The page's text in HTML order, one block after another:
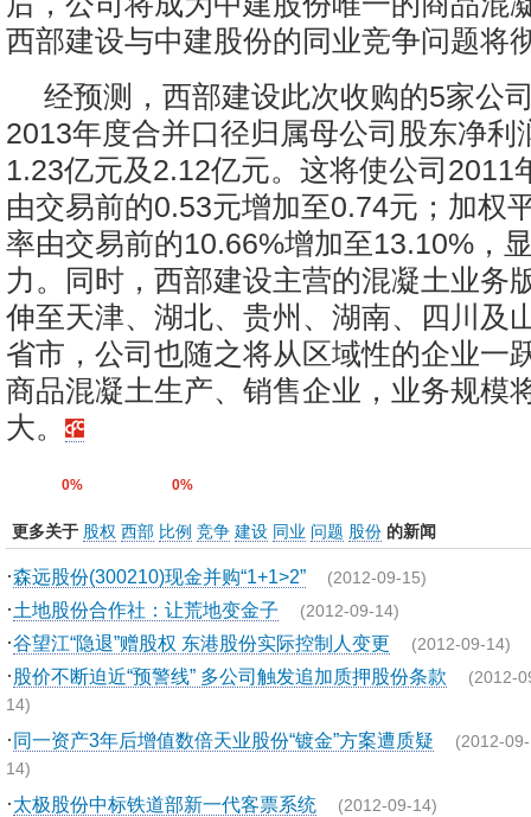
西部建设与中建股份的同业竞争问题将
经预测，西部建设此次收购的5家公
2013年度合并口径归属母公司股东净利
1.23亿元及2.12亿元。这将使公司2011
由交易前的0.53元增加至0.74元；加权
率由交易前的10.66%增加至13.10%，
力。同时，西部建设主营的混凝土业务
伸至天津、湖北、贵州、湖南、四川及
省市，公司也随之将从区域性的企业一
商品混凝土生产、销售企业，业务规模
大。
0% 0%
更多关于 股权 西部 比例 竞争 建设 同业 问题 股份 的新闻
·森远股份(300210)现金并购“1+1>2” (2012-09-15)
·土地股份合作社：让荒地变金子 (2012-09-14)
·谷望江“隐退”赠股权 东港股份实际控制人变更 (2012-09-14)
· 股价不断迫近“预警线” 多公司触发追加质押股份条款 (2012-
14)
·同一资产3年后增值数倍天业股份“镀金”方案遭质疑 (2012-09-
14)
·太极股份中标铁道部新一代客票系统 (2012-09-14)